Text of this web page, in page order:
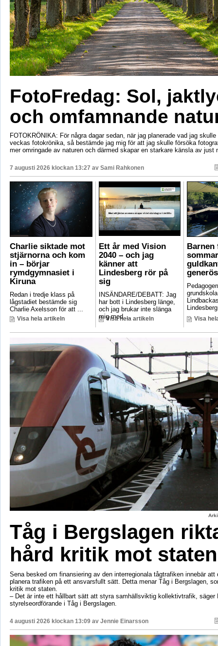
FotoFredag: Sol,
och omfamnande
FOTOKRÖNIKA: För några dagar sedan, när jag planerade vad jag
veckas fotokrönika, så bestämde jag mig för att jag skulle försöka
mer omringade av naturen och därmed skapar en starkare känsla av just
7 augusti 2026 klockan 13:27 av Sami Rahkonen
Charlie siktade mot
stjärnorna och kom
in – börjar
rymdgymnasiet i
Kiruna
Redan i tredje klass på
lågstadiet bestämde sig
Charlie Axelsson för att ...
Visa hela artikeln
Ett år med Vision
2040 – och jag
känner att
Lindesberg rör på
sig
INSÄNDARE/DEBATT: Jag
har bott i Lindesberg länge,
och jag brukar inte slänga
mig med ...
Visa hela artikeln
Barnen
Visa
Tåg i Bergslagen
hård kritik mot staten
Sena besked om finansiering av den interregionala tågtrafiken innebär att
planera trafiken på ett ansvarsfullt sätt. Detta menar Tåg i Bergslagen,
kritik mot staten.
– Det är inte ett hållbart sätt att styra samhällsviktig kollektivtrafik, säger
styrelseordförande i Tåg i Bergslagen.
4 augusti 2026 klockan 13:09 av Jennie Einarsson